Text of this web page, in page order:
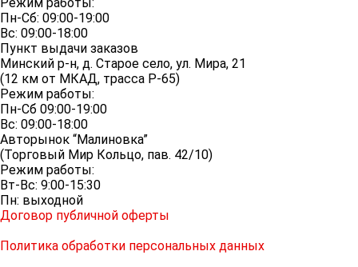
Пн-Сб: 09:00-19:00
Вс: 09:00-18:00
Пункт выдачи заказов
Минский р-н, д. Старое село, ул. Мира, 21
(12 км от МКАД, трасса P-65)
Режим работы:
Пн-Сб 09:00-19:00
Вс: 09:00-18:00
Авторынок “Малиновка”
(Торговый Мир Кольцо, пав. 42/10)
Режим работы:
Вт-Вс: 9:00-15:30
Пн: выходной
Договор публичной оферты
Политика обработки персональных данных